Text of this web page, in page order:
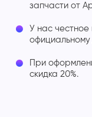
запчасти от
У нас
официальному
При
скидка 20%.